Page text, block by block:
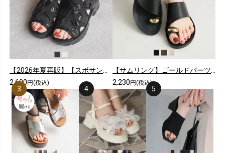
2,690 円(税込) 2,230 円(税込)